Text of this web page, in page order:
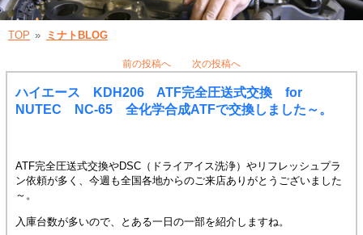
TOP ミナトBLOG
前の投稿へ 次の投稿へ
ハイエース KDH206 ATF完全圧送式交換 for
NUTEC NC-65 全化学合成ATFで交換しました～。
ATF完全圧送式交換やDSC（ドライアイス洗浄）やリフレッシュプラ
ン依頼が多く、今週も全国各地からのご来店ありがとうございました
～。
入庫台数が多いので、とある一日の一部を紹介しますね。